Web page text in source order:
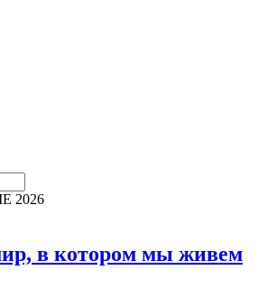
2026
в котором мы живем